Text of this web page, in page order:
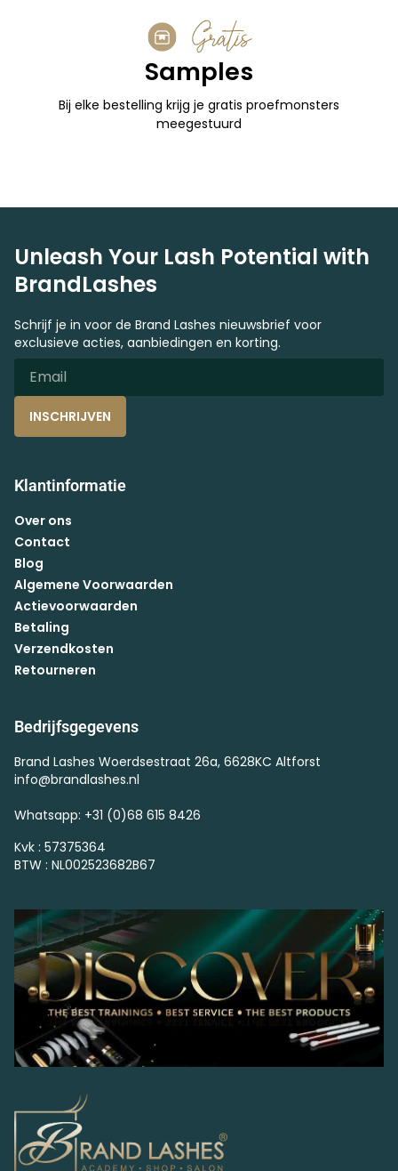
Gratis
Samples
Bij elke bestelling krijg je gratis proefmonsters
meegestuurd
Unleash Your Lash Potential with
BrandLashes
Schrijf je in voor de Brand Lashes nieuwsbrief voor
exclusieve acties, aanbiedingen en korting.
INSCHRIJVEN
Klantinformatie
Over ons
Contact
Blog
Algemene Voorwaarden
Actievoorwaarden
Betaling
Verzendkosten
Retourneren
Bedrijfsgegevens
Brand Lashes Woerdsestraat 26a, 6628KC Altforst
info@brandlashes.nl
Whatsapp: +31 (0)68 615 8426
Kvk : 57375364
BTW : NL002523682B67